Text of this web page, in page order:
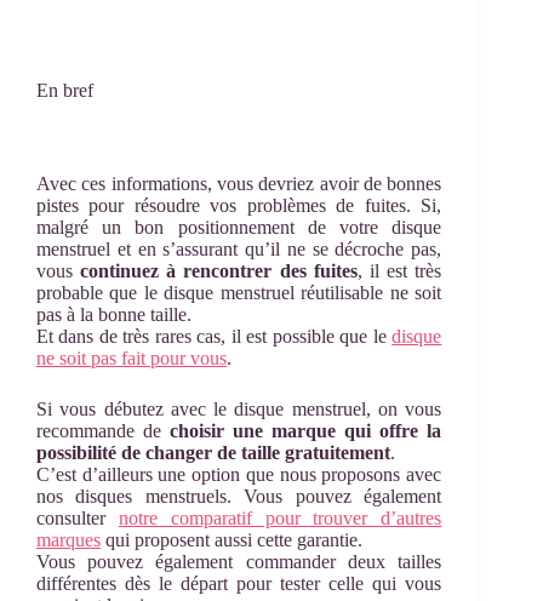
En bref
Avec ces informations, vous devriez avoir de bonnes
pistes pour résoudre vos problèmes de fuites. Si,
malgré un bon positionnement de votre disque
menstruel et en s’assurant qu’il ne se décroche pas,
vouscontinuez à rencontrer des fuites, il est très
probable que le disque menstruel réutilisable ne soit
pas à la bonne taille.
Et dans de très rares cas, il est possible que ledisque
ne soit pas fait pour vous.
Si vous débutez avec le disque menstruel, on vous
recommande dechoisir une marque qui offre la
possibilité de changer de taille gratuitement.
C’est d’ailleurs une option que nous proposons avec
nos disques menstruels. Vous pouvez également
consulter notre comparatif pour trouver d’autres
marques qui proposent aussi cette garantie.
Vous pouvez également commander deux tailles
différentes dès le départ pour tester celle qui vous